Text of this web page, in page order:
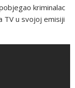
kriminalac
TV u svojoj emisiji